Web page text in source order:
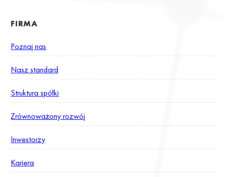
FIRMA
Poznaj nas
Nasz standard
Struktura spółki
Zrównoważony rozwój
Inwestorzy
Kariera